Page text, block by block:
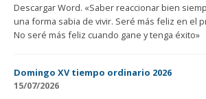
Descargar Word. «Saber reaccionar bien
una forma sabia de vivir. Seré más feliz en el
No seré más feliz cuando gane y tenga éxito»
Domingo XV tiempo ordinario 2026
15/07/2026